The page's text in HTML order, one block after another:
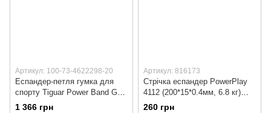
Артикул: 100-73-4622298-20
Еспандер-петля гумка для
спорту Tiguar Power Band GT
Level 3 Olive
1 366 грн
Артикул: 816173
Стрічка еспандер PowerPlay
4112 (200*15*0.4мм, 6.8 кг)
Light Blue
260 грн